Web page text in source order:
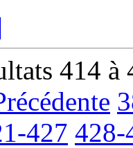
414 à
427 428-